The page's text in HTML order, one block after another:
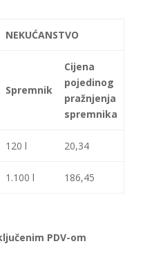
NEKUĆANSTVO
Spremnik
Cijena
pojedinog
pražnjenja
spremnika
120 l 20,34
1.100 l 186,45
PDV-om